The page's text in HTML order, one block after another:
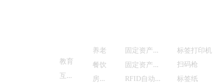
教育
互
联网
养老
餐饮
房
地产
固
定资产管理
固
定资产清查
R
FID自动盘点
标签打印机
扫码枪
标签纸